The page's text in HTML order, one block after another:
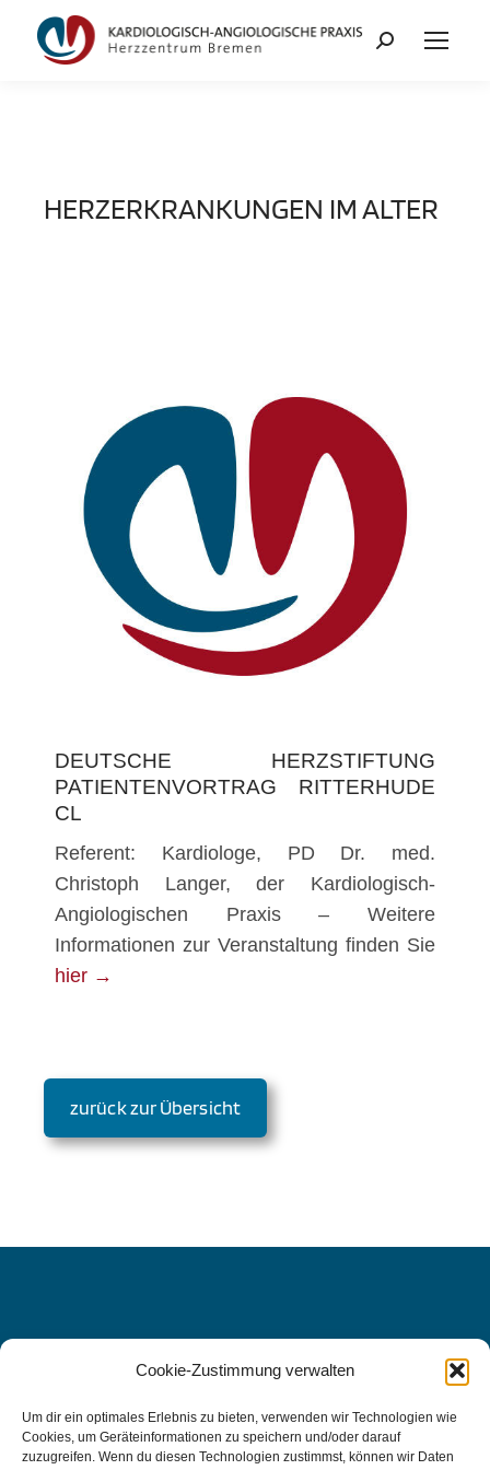
Cookie-Zustimmung verwalten
Um dir ein optimales Erlebnis zu bieten, verwenden wir Technologien wie
Cookies, um Geräteinformationen zu speichern und/oder darauf
zuzugreifen. Wenn du diesen Technologien zustimmst, können wir Daten
HERZERKRANKUNGEN IM ALTER
DEUTSCHE HERZSTIFTUNG
PATIENTENVORTRAG RITTERHUDE
CL
Referent: Kardiologe, PD Dr. med.
Christoph Langer, der Kardiologisch-
Angiologischen Praxis – Weitere
Informationen zur Veranstaltung finden Sie
hier →
zurück zur Übersicht
WIR FREUEN UNS AUF SIE, DENN
IHRE
GESUNDHEIT LIEGT UNS AM